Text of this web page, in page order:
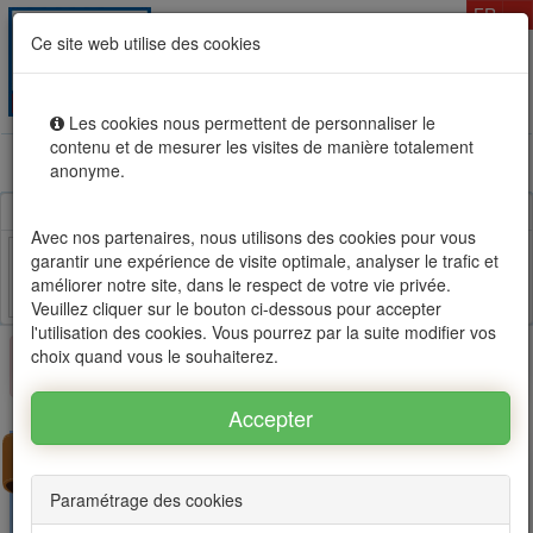
Ce site web utilise des cookies
Les cookies nous permettent de personnaliser le
contenu et de mesurer les visites de manière totalement
anonyme.
Avec nos partenaires, nous utilisons des cookies pour vous
garantir une expérience de visite optimale, analyser le trafic et
améliorer notre site, dans le respect de votre vie privée.
Veuillez cliquer sur le bouton ci-dessous pour accepter
l'utilisation des cookies. Vous pourrez par la suite modifier vos
choix quand vous le souhaiterez.
Paramétrage des cookies
FR
Location vente immobilier à l'Ile Maurice, OFIM réseau
Facebook Twitter Email
Ce bien n'est plus disponible